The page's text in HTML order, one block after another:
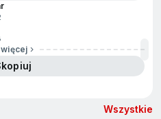
więcej
Wszystkie